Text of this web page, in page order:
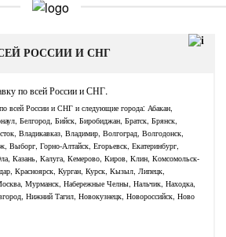
РОССИИ И СНГ
по всей России и СНГ.
всей России и СНГ и следующие города: Абакан,
Белгород, Бийск, Биробиджан, Братск, Брянск,
Владикавказ, Владимир, Волгоград, Волгодонск,
Выборг, Горно-Алтайск, Егорьевск, Екатеринбург,
Казань, Калуга, Кемерово, Киров, Клин, Комсомольск-
Красноярск, Курган, Курск, Кызыл, Липецк,
Мурманск, Набережные Челны, Нальчик, Находка,
Нижний Тагил, Новокузнецк, Новороссийск, Ново